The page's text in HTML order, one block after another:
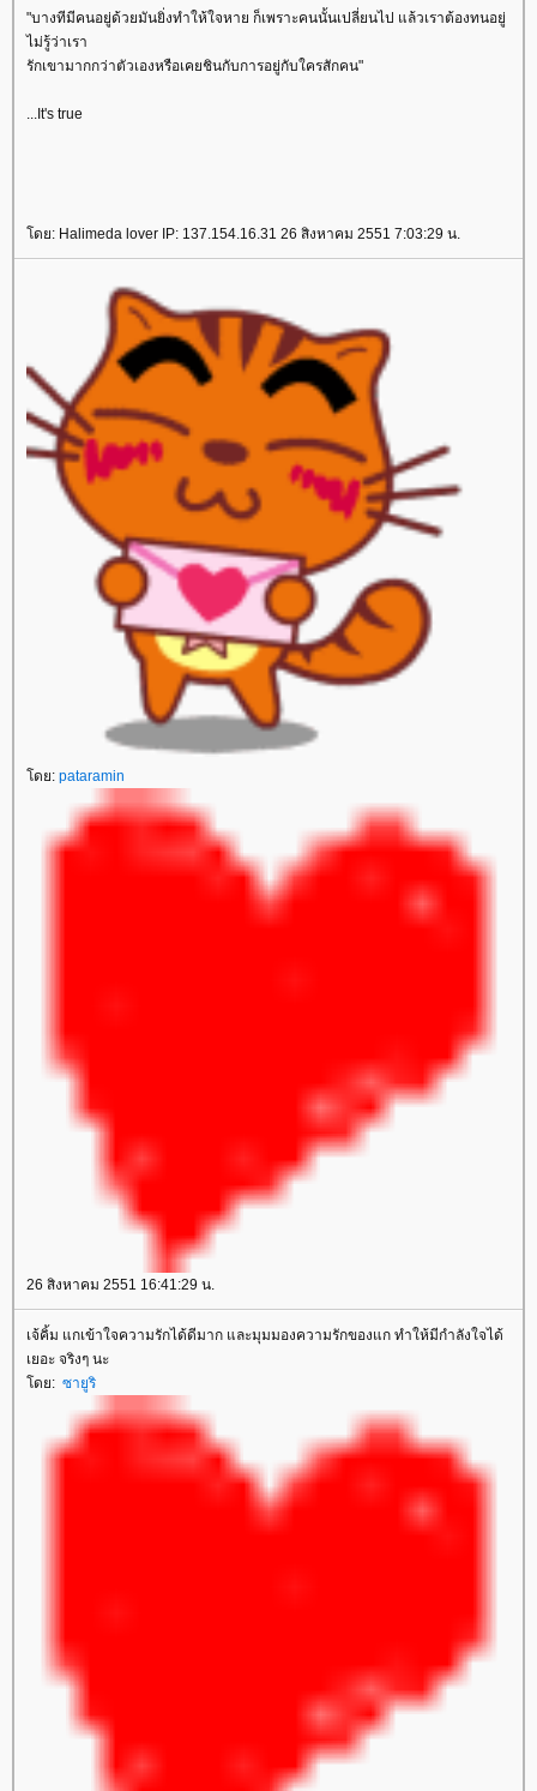
"บางทีมีคนอยู่ด้วยมันยิ่งทำให้ใจหาย ก็เพราะคนนั้นเปลี่ยนไป แล้วเราต้องทนอยู่
ไม่รู้ว่าเรา
รักเขามากกว่าตัวเองหรือเคยชินกับการอยู่กับใครสักคน"
...It's true
ดย: Halimeda lover IP: 137.154.16.31 26 สิงหาคม 2551 7:03:29 น.
ดย: pataramin
26 สิงหาคม 2551 16:41:29 น.
เจ้คิ้ม แกเข้าใจความรักได้ดีมาก และมุมมองความรักของแก ทำให้มีกำลังใจได้
เยอะ จริงๆ นะ
ดย: ซายูริ